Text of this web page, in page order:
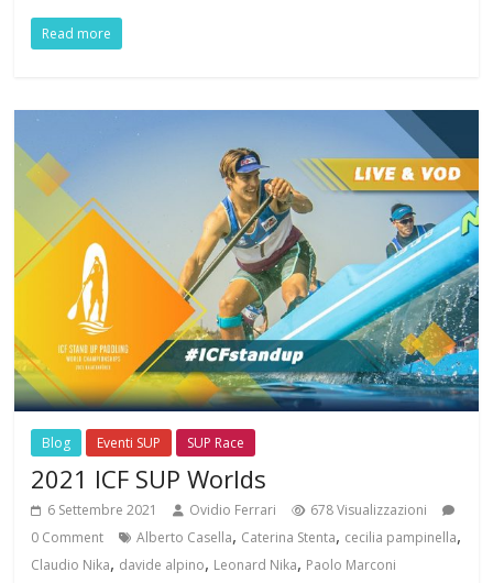
Read more
Blog Eventi SUP SUP Race
2021 ICF SUP Worlds
6 Settembre 2021 Ovidio Ferrari
678 Visualizzazioni
0 Comment
Alberto Casella, Caterina Stenta, cecilia pampinella,
Claudio Nika, davide alpino, Leonard Nika, Paolo Marconi